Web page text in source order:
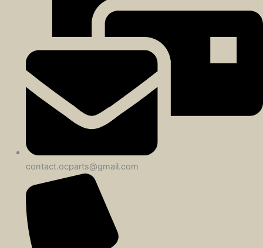
contact.ocparts@gmail.com